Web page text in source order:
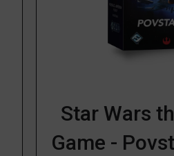
Star Wars
Game -